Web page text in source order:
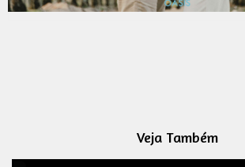
Veja Também